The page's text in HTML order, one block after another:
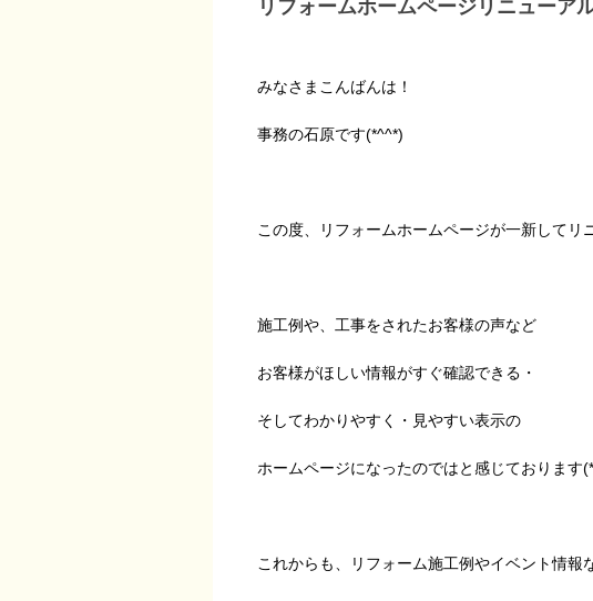
リフォームホームページリニューア
みなさまこんばんは！
事務の石原です(*^^*)
この度、リフォームホームページが一新してリ
施工例や、工事をされたお客様の声など
お客様がほしい情報がすぐ確認できる・
そしてわかりやすく・見やすい表示の
ホームページになったのではと感じております
これからも、リフォーム施工例やイベント情報